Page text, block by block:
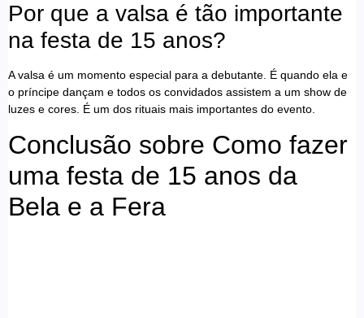
Por que a valsa é tão importante
na festa de 15 anos?
A valsa é um momento especial para a debutante. É quando ela e
o príncipe dançam e todos os convidados assistem a um show de
luzes e cores. É um dos rituais mais importantes do evento.
Conclusão sobre Como fazer
uma festa de 15 anos da
Bela e a Fera